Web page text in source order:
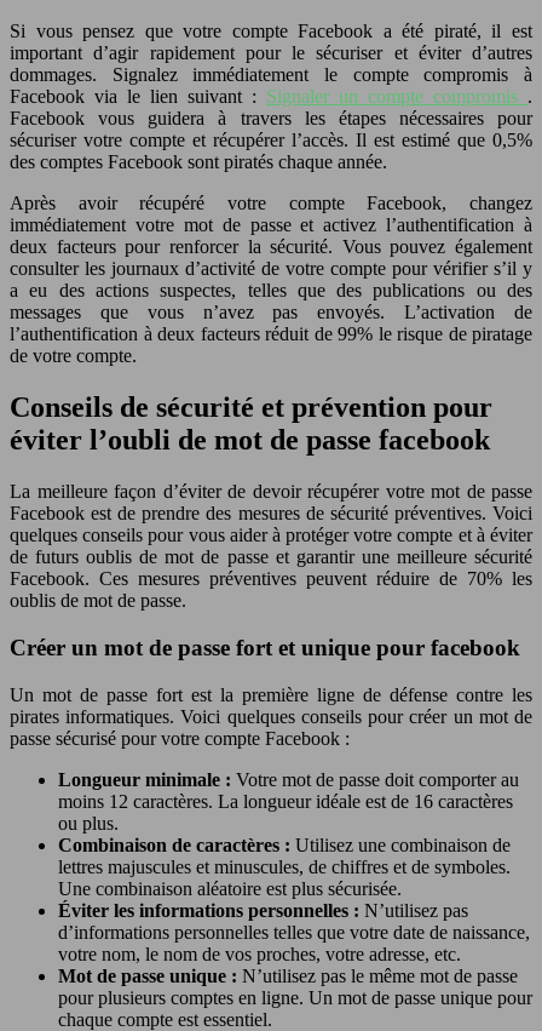
Si vous pensez que votre compte Facebook a été piraté, il est
important d’agir rapidement pour le sécuriser et éviter d’autres
dommages. Signalez immédiatement le compte compromis à
Facebook via le lien suivant : Signaler un compte compromis .
Facebook vous guidera à travers les étapes nécessaires pour
sécuriser votre compte et récupérer l’accès. Il est estimé que 0,5%
des comptes Facebook sont piratés chaque année.
Après avoir récupéré votre compte Facebook, changez
immédiatement votre mot de passe et activez l’authentification à
deux facteurs pour renforcer la sécurité. Vous pouvez également
consulter les journaux d’activité de votre compte pour vérifier s’il y
a eu des actions suspectes, telles que des publications ou des
messages que vous n’avez pas envoyés. L’activation de
l’authentification à deux facteurs réduit de 99% le risque de piratage
de votre compte.
Conseils de sécurité et prévention pour
éviter l’oubli de mot de passe facebook
La meilleure façon d’éviter de devoir récupérer votre mot de passe
Facebook est de prendre des mesures de sécurité préventives. Voici
quelques conseils pour vous aider à protéger votre compte et à éviter
de futurs oublis de mot de passe et garantir une meilleure sécurité
Facebook. Ces mesures préventives peuvent réduire de 70% les
oublis de mot de passe.
Créer un mot de passe fort et unique pour facebook
Un mot de passe fort est la première ligne de défense contre les
pirates informatiques. Voici quelques conseils pour créer un mot de
passe sécurisé pour votre compte Facebook :
Longueur minimale : Votre mot de passe doit comporter au
moins 12 caractères. La longueur idéale est de 16 caractères
ou plus.
Combinaison de caractères : Utilisez une combinaison de
lettres majuscules et minuscules, de chiffres et de symboles.
Une combinaison aléatoire est plus sécurisée.
Éviter les informations personnelles : N’utilisez pas
d’informations personnelles telles que votre date de naissance,
votre nom, le nom de vos proches, votre adresse, etc.
Mot de passe unique : N’utilisez pas le même mot de passe
pour plusieurs comptes en ligne. Un mot de passe unique pour
chaque compte est essentiel.